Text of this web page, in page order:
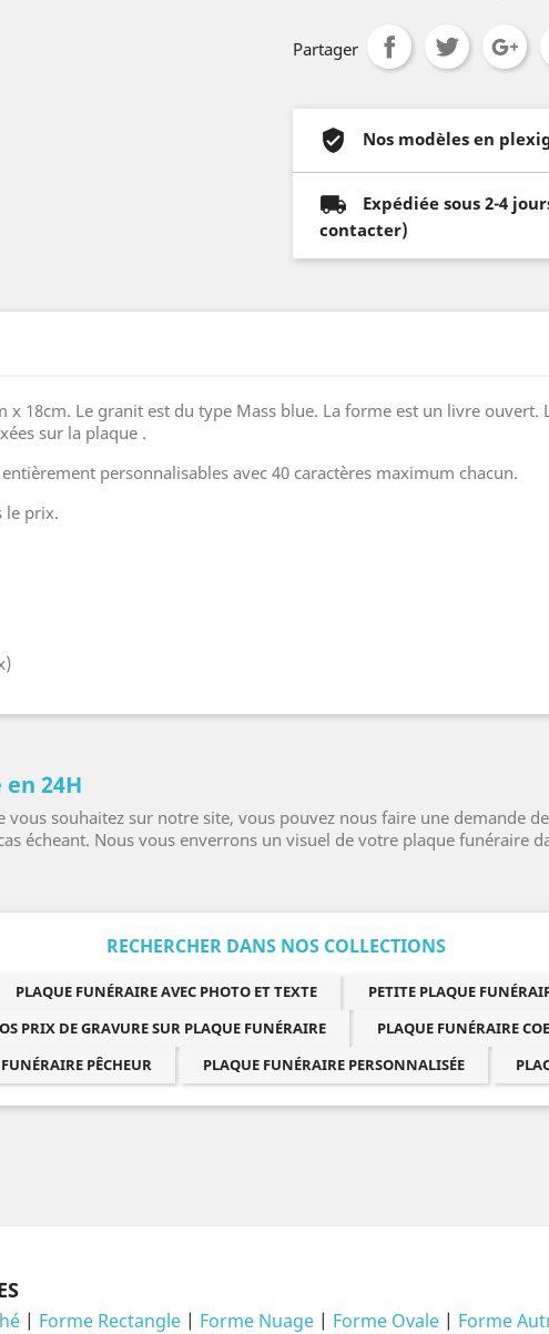
Partager
Nos modèles en
Expédiée sous 2-4
contacter)
18cm. Le granit est du type Mass blue. La forme est un livre
sur la plaque .
personnalisables avec 40 caractères maximum chacun.
le prix.
24H
vous souhaitez sur notre site, vous pouvez nous faire une demande
écheant. Nous vous enverrons un visuel de votre plaque funéraire
RECHERCHER DANS NOS COLLECTIONS
PLAQUE FUNÉRAIRE AVEC PHOTO ET TEXTE
PETITE PLAQUE
PRIX DE GRAVURE SUR PLAQUE FUNÉRAIRE
PLAQUE FUNÉRAIRE
PÊCHEUR PLAQUE FUNÉRAIRE PERSONNALISÉE
| Forme Rectangle | Forme Nuage | Forme Ovale | Forme